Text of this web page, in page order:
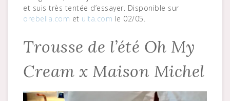
et suis très tentée d’essayer. Disponible sur
orebella.com et ulta.com le 02/05.
Trousse de l’été Oh My
Cream x Maison Michel